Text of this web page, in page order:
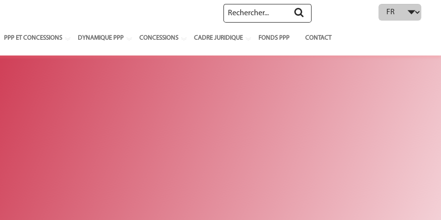
Select your language
PPP ET CONCESSIONS DYNAMIQUE PPP CONCESSIONS CADRE JURIDIQUE FONDS PPP CONTACT